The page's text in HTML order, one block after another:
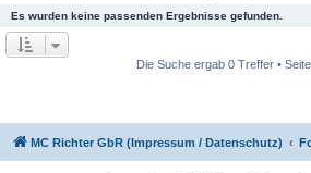
Es wurden keine passenden Ergebnisse gefunden.
Die Suche ergab 0 Treffer • Seite
MC Richter GbR (Impressum / Datenschutz)